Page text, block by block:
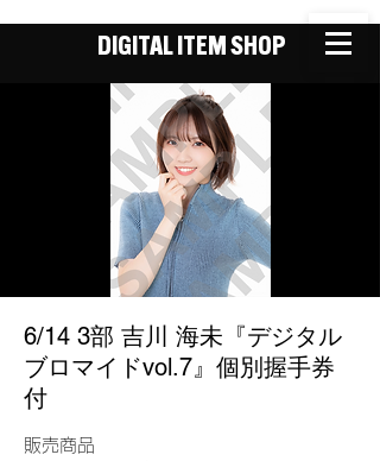
DIGITAL ITEM SHOP
6/14 3部 吉川 海未『デジタル
ブロマイドvol.7』個別握手券
付
販売商品